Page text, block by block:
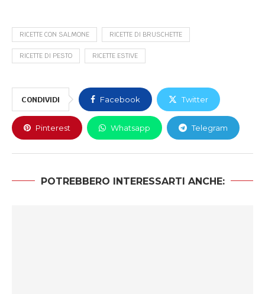
RICETTE CON SALMONE RICETTE DI BRUSCHETTE
RICETTE DI PESTO RICETTE ESTIVE
CONDIVIDI Facebook Twitter
Pinterest Whatsapp Telegram
POTREBBERO INTERESSARTI ANCHE: